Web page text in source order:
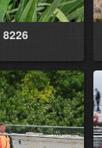
8226